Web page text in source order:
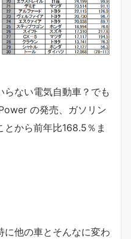
らない電気自動車？でも
の発売、ガソリン
から前年比168.5％ま
に他の車とそんなに変わ